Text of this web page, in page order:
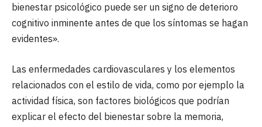
bienestar psicológico puede ser un signo de deterioro
cognitivo inminente antes de que los síntomas se hagan
evidentes».
Las enfermedades cardiovasculares y los elementos
relacionados con el estilo de vida, como por ejemplo la
actividad física, son factores biológicos que podrían
explicar el efecto del bienestar sobre la memoria,